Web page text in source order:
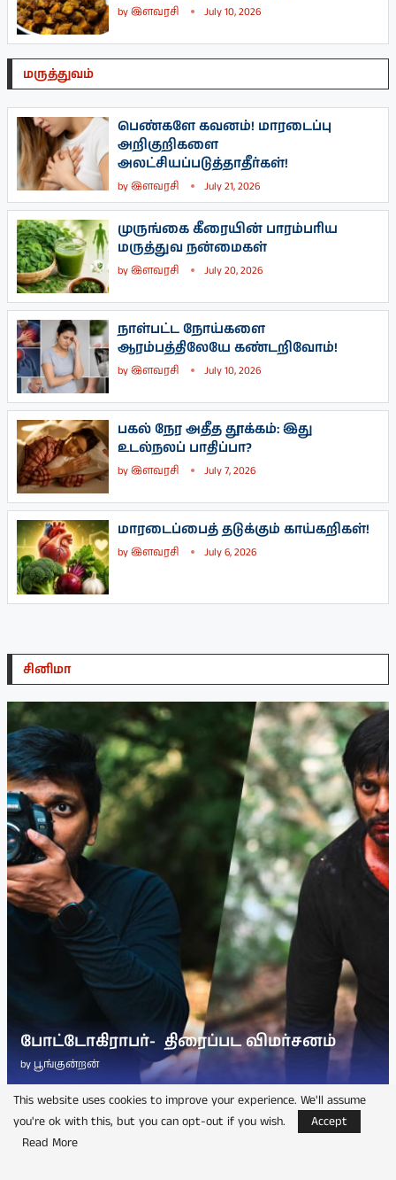
byஇளவரசி July 10, 2026
மருத்துவம்
பெண்களே கவனம்! மாரடைப்பு
அறிகுறிகளை
அலட்சியப்படுத்தாதீர்கள்!
byஇளவரசி July 21, 2026
முருங்கை கீரையின் பாரம்பரிய
மருத்துவ நன்மைகள்
byஇளவரசி July 20, 2026
நாள்பட்ட நோய்களை
ஆரம்பத்திலேயே கண்டறிவோம்!
byஇளவரசி July 10, 2026
பகல் நேர அதீத தூக்கம்: இது
உடல்நலப் பாதிப்பா?
byஇளவரசி July 7, 2026
மாரடைப்பைத் தடுக்கும் காய்கறிகள்!
byஇளவரசி July 6, 2026
சினிமா
போட்டோகிராபர்- ‌ திரைப்பட விமர்சனம்
by பூங்குன்றன்
This website uses cookies to improve your experience. We'll assume
you're ok with this, but you can opt-out if you wish.
Accept
Read More